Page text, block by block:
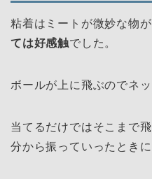
粘着はミートが微妙な物が
ては好感触でした。
ボールが上に飛ぶのでネ
当てるだけではそこまで
分から振っていったとき